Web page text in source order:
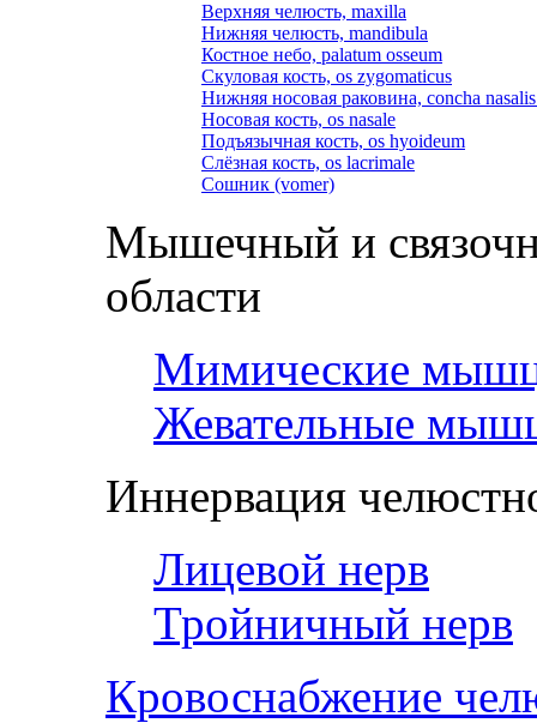
Верхняя челюсть, maxilla
Нижняя челюсть, mandibula
Костное небо, palatum osseum
Скуловая кость, os zygomaticus
Нижняя носовая раковина, concha
Носовая кость, os nasale
Подъязычная кость, os hyoideum
Слёзная кость, os lacrimale
Сошник (vomer)
Мышечный и
области
Мимические
Жевательные
Иннервация
Лицевой нерв
Тройничный нерв
Кровоснабжение